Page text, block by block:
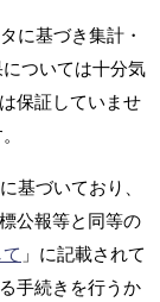
に基づき集計・
ついては十分気
保証していませ
基づいており、
公報等と同等の
」に記載されて
手続きを行うか